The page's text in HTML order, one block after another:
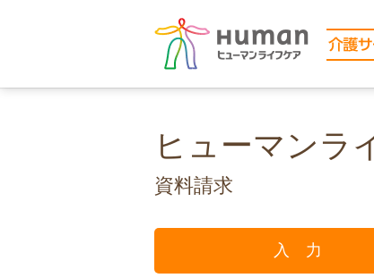
ヒューマンラ
資料請求
入 力